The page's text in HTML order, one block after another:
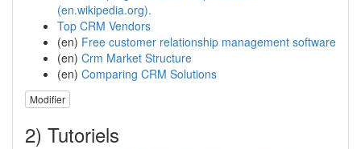
(en.wikipedia.org).
Top CRM Vendors
(en) Free customer relationship management software
(en) Crm Market Structure
(en) Comparing CRM Solutions
Modifier
2) Tutoriels